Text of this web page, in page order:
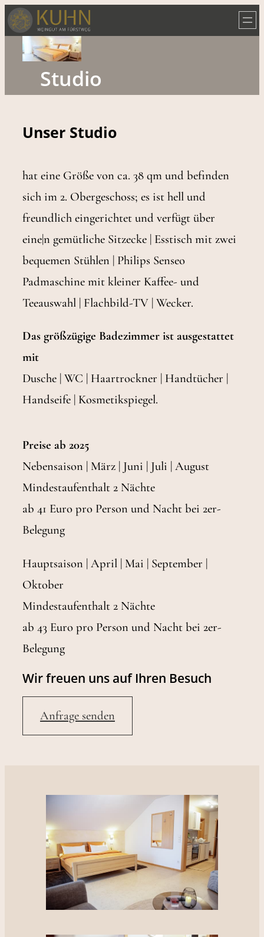
Zum
Inhalt
springen
Studio
Unser Studio
hat eine Größe von ca. 38 qm und befinden
sich im 2. Obergeschoss; es ist hell und
freundlich eingerichtet und verfügt über
eine|n gemütliche Sitzecke | Esstisch mit zwei
bequemen Stühlen | Philips Senseo
Padmaschine mit kleiner Kaffee- und
Teeauswahl | Flachbild-TV | Wecker.
Das größzügige Badezimmer ist ausgestattet
mit
Dusche | WC | Haartrockner | Handtücher |
Handseife | Kosmetikspiegel.
Preise ab 2025
Nebensaison | März | Juni | Juli | August
Mindestaufenthalt 2 Nächte
ab 41 Euro pro Person und Nacht bei 2er-
Belegung
Hauptsaison | April | Mai | September |
Oktober
Mindestaufenthalt 2 Nächte
ab 43 Euro pro Person und Nacht bei 2er-
Belegung
Wir freuen uns auf Ihren Besuch
Anfrage senden